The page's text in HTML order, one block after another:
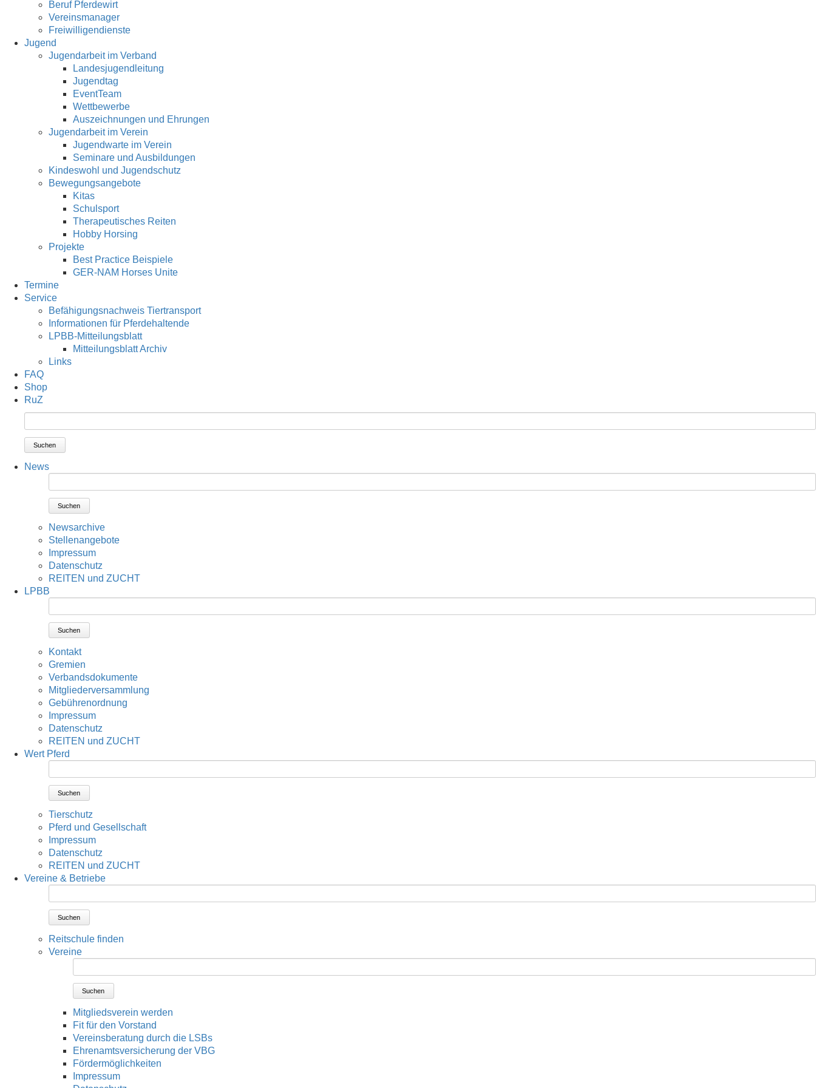
Beruf Pferdewirt
Vereinsmanager
Freiwilligendienste
Jugend
Jugendarbeit im Verband
Landesjugendleitung
Jugendtag
EventTeam
Wettbewerbe
Auszeichnungen und Ehrungen
Jugendarbeit im Verein
Jugendwarte im Verein
Seminare und Ausbildungen
Kindeswohl und Jugendschutz
Bewegungsangebote
Kitas
Schulsport
Therapeutisches Reiten
Hobby Horsing
Projekte
Best Practice Beispiele
GER-NAM Horses Unite
Termine
Service
Befähigungsnachweis Tiertransport
Informationen für Pferdehaltende
LPBB-Mitteilungsblatt
Mitteilungsblatt Archiv
Links
FAQ
Shop
RuZ
Suchen
News
Suchen
Newsarchive
Stellenangebote
Impressum
Datenschutz
REITEN und ZUCHT
LPBB
Suchen
Kontakt
Gremien
Verbandsdokumente
Mitgliederversammlung
Gebührenordnung
Impressum
Datenschutz
REITEN und ZUCHT
Wert Pferd
Suchen
Tierschutz
Pferd und Gesellschaft
Impressum
Datenschutz
REITEN und ZUCHT
Vereine & Betriebe
Suchen
Reitschule finden
Vereine
Suchen
Mitgliedsverein werden
Fit für den Vorstand
Vereinsberatung durch die LSBs
Ehrenamtsversicherung der VBG
Fördermöglichkeiten
Impressum